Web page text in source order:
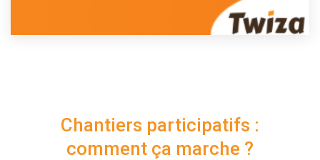
Chantiers participatifs :
comment ça marche ?